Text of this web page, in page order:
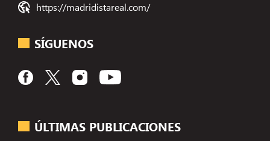
ÚLTIMAS PUBLICACIONES
https://madridistareal.com/
SÍGUENOS